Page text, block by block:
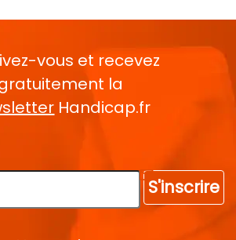
vous et recevez
la
Handicap.fr
S'inscrire